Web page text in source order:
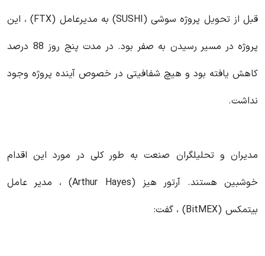
قبل از تحویل پروژه سوشی (SUSHI) به مدیرعامل (FTX) ، این
پروژه در مسیر رسیدن به صفر بود. در مدت پنج روز 88 درصد
کاهش یافته بود و هیچ شفافیتی در خصوص آینده پروژه وجود
نداشت.
مدیران و تحلیلگران صنعت به طور کلی در مورد این اقدام
خوشبین هستند. آرتور هیز (Arthur Hayes) ، مدیر عامل
بیتمکس (BitMEX) ، گفت: